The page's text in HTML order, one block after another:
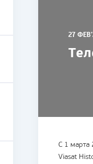
27
С 1 марта
Viasat